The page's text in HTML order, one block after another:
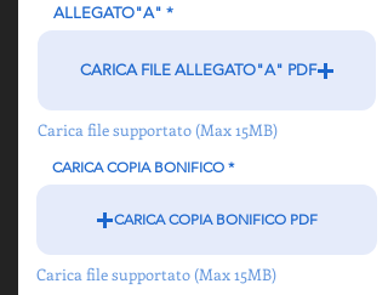
ALLEGATO"A"
CARICA FILE ALLEGATO"A" PDF
Carica file supportato (Max 15MB)
CARICA COPIA BONIFICO
CARICA COPIA BONIFICO PDF
Carica file supportato (Max 15MB)